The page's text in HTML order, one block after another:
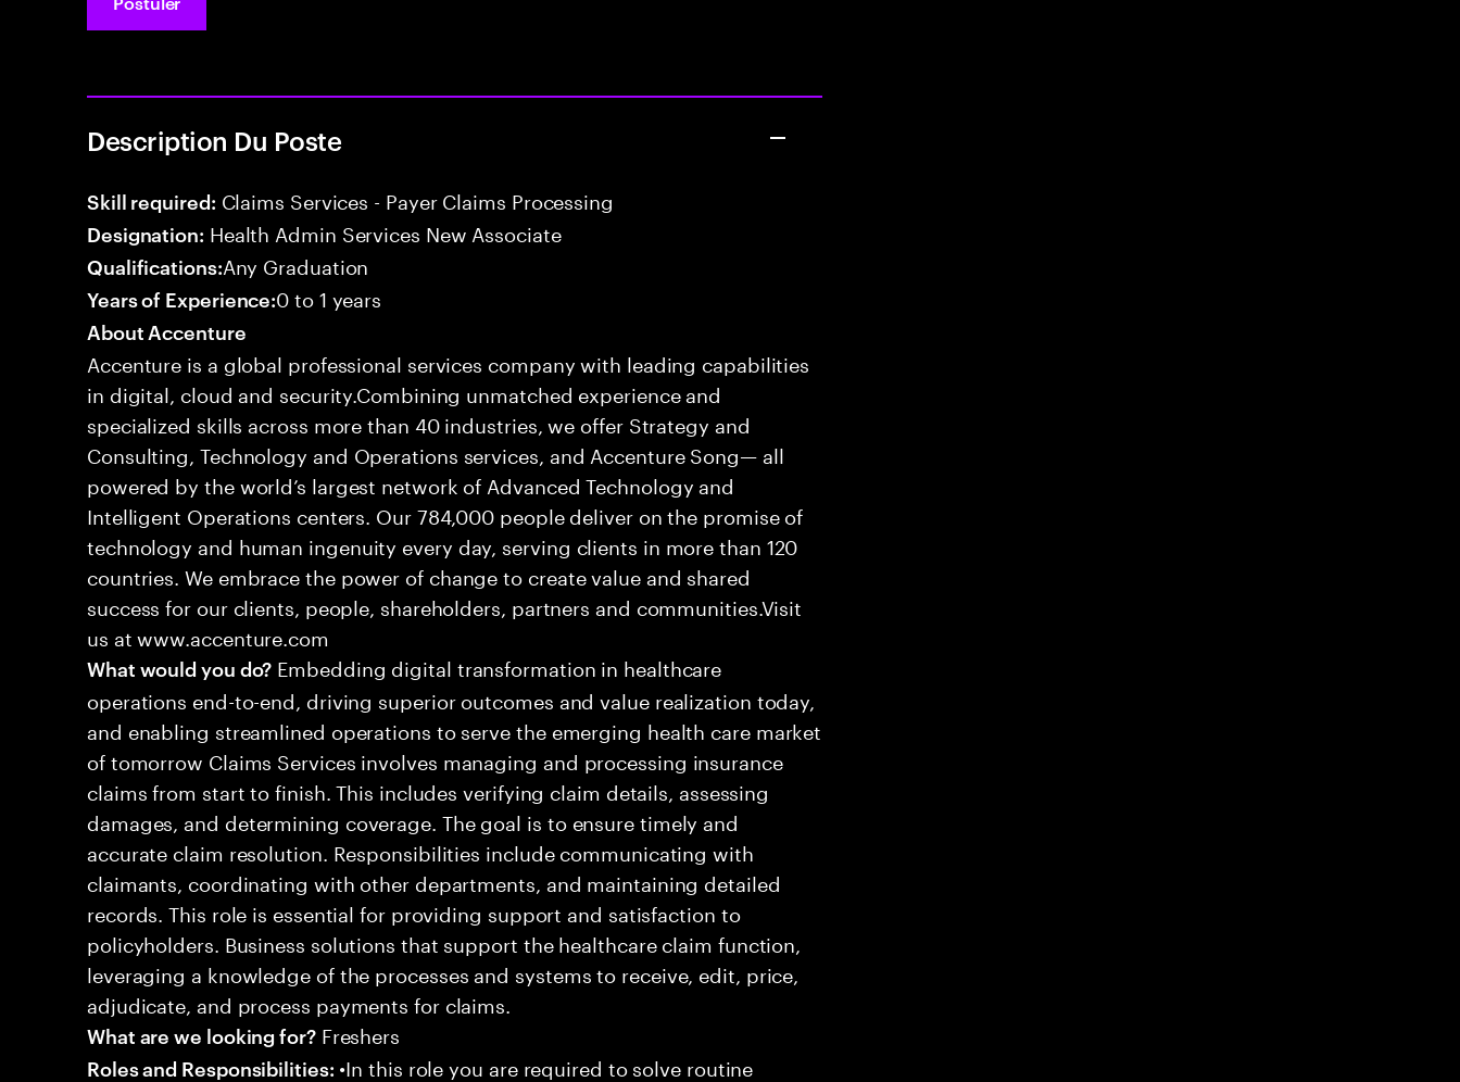
Description Du Poste
Skill required: Claims Services - Payer Claims Processing
Designation: Health Admin Services New Associate
Qualifications:Any Graduation
Years of Experience:0 to 1 years
About Accenture
Accenture is a global professional services company with leading capabilities
in digital, cloud and security.Combining unmatched experience and
specialized skills across more than 40 industries, we offer Strategy and
Consulting, Technology and Operations services, and Accenture Song— all
powered by the world’s largest network of Advanced Technology and
Intelligent Operations centers. Our 784,000 people deliver on the promise of
technology and human ingenuity every day, serving clients in more than 120
countries. We embrace the power of change to create value and shared
success for our clients, people, shareholders, partners and communities.Visit
us at www.accenture.com
What would you do? Embedding digital transformation in healthcare
operations end-to-end, driving superior outcomes and value realization today,
and enabling streamlined operations to serve the emerging health care market
of tomorrow Claims Services involves managing and processing insurance
claims from start to finish. This includes verifying claim details, assessing
damages, and determining coverage. The goal is to ensure timely and
accurate claim resolution. Responsibilities include communicating with
claimants, coordinating with other departments, and maintaining detailed
records. This role is essential for providing support and satisfaction to
policyholders. Business solutions that support the healthcare claim function,
leveraging a knowledge of the processes and systems to receive, edit, price,
adjudicate, and process payments for claims.
What are we looking for?Freshers
Roles and Responsibilities: •In this role you are required to solve routine